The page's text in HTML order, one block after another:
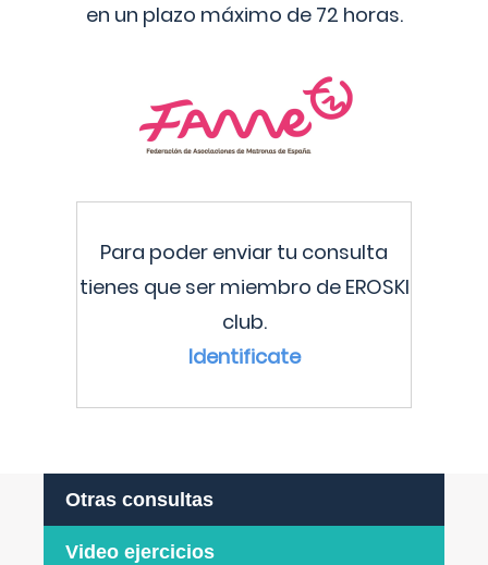
en un plazo máximo de 72 horas.
Para poder enviar tu consulta
tienes que ser miembro de EROSKI
club.
Identificate
Otras consultas
Video ejercicios